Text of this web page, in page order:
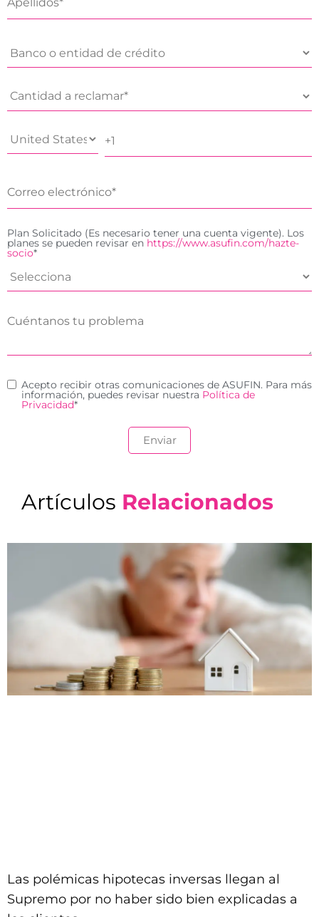
Plan Solicitado (Es necesario tener una cuenta vigente). Los
planes se pueden revisar en https://www.asufin.com/hazte-
socio*
Acepto recibir otras comunicaciones de ASUFIN. Para más
información, puedes revisar nuestra Política de
Privacidad*
Artículos Relacionados
Las polémicas hipotecas inversas llegan al
Supremo por no haber sido bien explicadas a